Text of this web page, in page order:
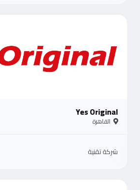
Yes Original
القاهرة
شركة تقنية